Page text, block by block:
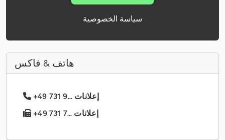
سياسة الخصوصية
هاتف & فاكس
+49 731 9... إعلانات
+49 731 7... إعلانات